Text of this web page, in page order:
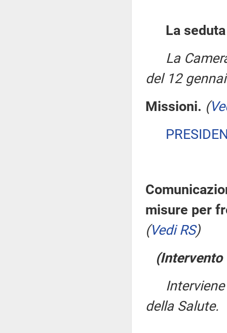
La
La
del 12
Missioni. (
misure per
(Vedi RS)
(Intervento
della Salute.